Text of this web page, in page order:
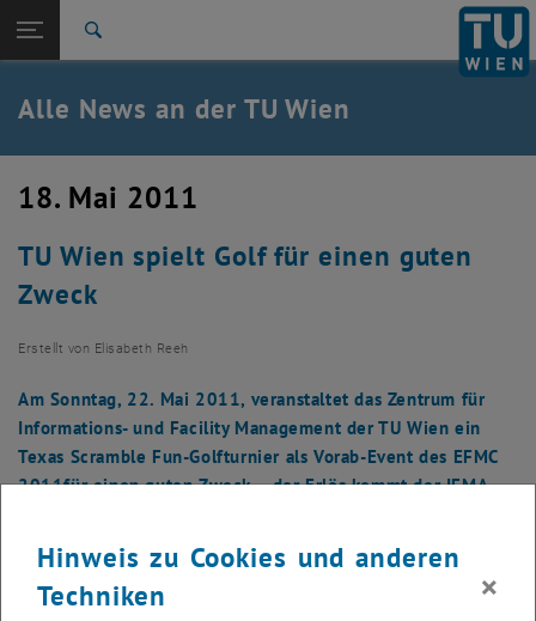
TU Login
Quicklinks
Quicklinks-Menü umschalten
Studium
Karriere
Zurück: Subseiten von TU Wien Startseite auflisten
Zurück zur letzten Ebene:
TU Wien Startseite
Übersicht
Alle News an der TU Wien
18. Mai 2011
TU Wien spielt Golf für einen guten
Zweck
Erstellt von Elisabeth Reeh
Am Sonntag, 22. Mai 2011, veranstaltet das Zentrum für
Informations- und Facility Management der TU Wien ein
Texas Scramble Fun-Golfturnier als Vorab-Event des EFMC
2011für einen guten Zweck – der Erlös kommt der IFMA
Studierende im Bereich FM vergeben.
Die Bilder zu diesem Eintrag sind erst nach Login sichtbar.
Hinweis zu Cookies und anderen
Techniken
×